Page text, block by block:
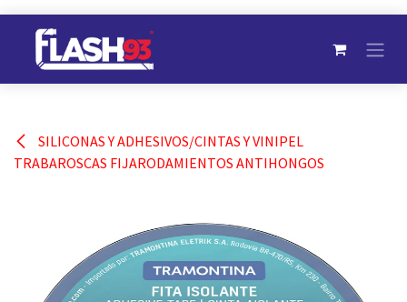
Ir al contenido
SILICONAS Y ADHESIVOS/CINTAS Y VINIPEL
TRABAROSCAS FIJARODAMIENTOS ANTIHONGOS